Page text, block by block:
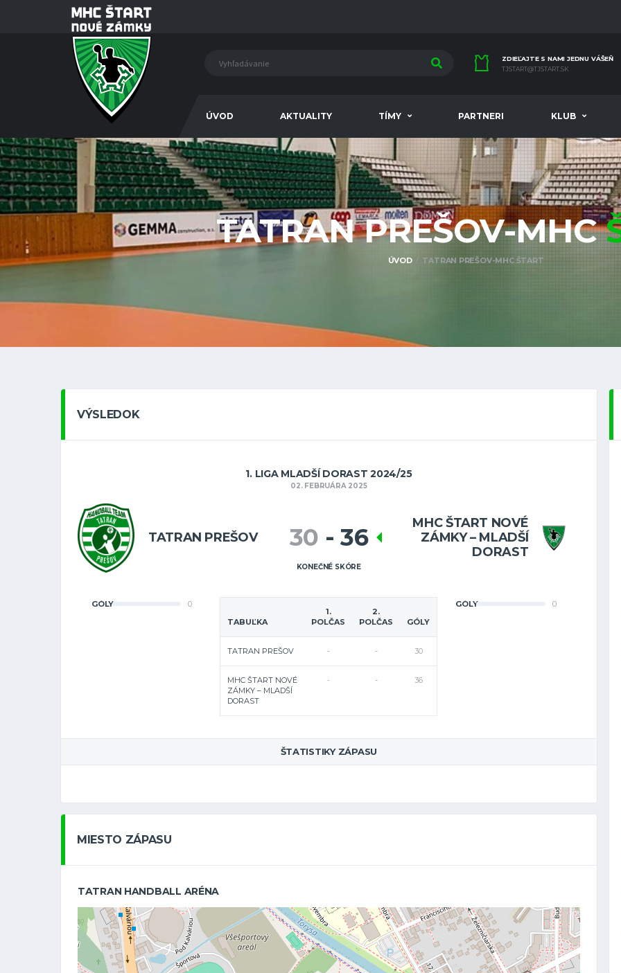
ZDIEĽAJTE S NAMI JEDNU VÁŠEŇ
TJSTART@TJSTART.SK
ÚVOD AKTUALITY TÍMY PARTNERI KLUB
TATRAN PREŠOV-MHC
ÚVOD TATRAN PREŠOV-MHC ŠTART
VÝSLEDOK
1. LIGA MLADŠÍ DORAST 2024/25
02. FEBRUÁRA 2025
TATRAN PREŠOV
MHC ŠTART NOVÉ
ZÁMKY – MLADŠÍ
DORAST
30 - 36
KONEČNÉ SKÓRE
TABUĽKA
1.
POLČAS
2.
POLČAS
GÓLY
TATRAN PREŠOV - - 30
MHC ŠTART NOVÉ
ZÁMKY – MLADŠÍ
DORAST
- - 36
GÓLY 0 GÓLY 0
ŠTATISTIKY ZÁPASU
MIESTO ZÁPASU
TATRAN HANDBALL ARÉNA